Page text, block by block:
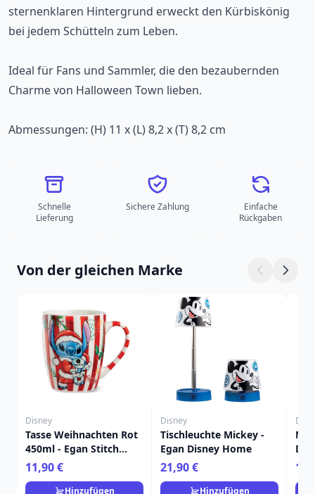
sternenklaren Hintergrund erweckt den Kürbiskönig
bei jedem Schütteln zum Leben.
Ideal für Fans und Sammler, die den bezaubernden
Charme von Halloween Town lieben.
Abmessungen: (H) 11 x (L) 8,2 x (T) 8,2 cm
Schnelle
Lieferung
Sichere Zahlung
Einfache
Rückgaben
Von der gleichen Marke
Disney
Tasse Weihnachten Rot
450ml - Egan Stitch
Home
11,90 €
Hinzufügen
Disney
Tischleuchte Mickey -
Egan Disney Home
21,90 €
Hinzufügen